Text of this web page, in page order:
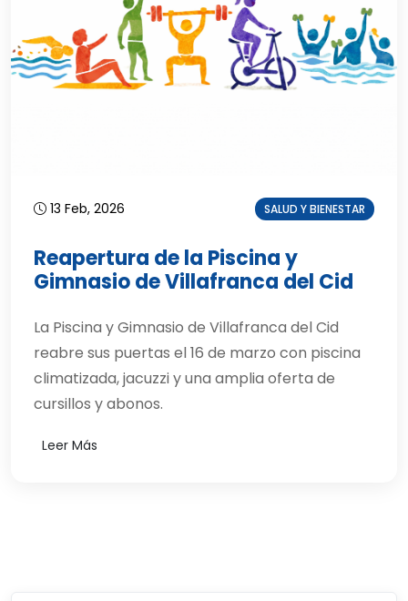
13 Feb, 2026 SALUD Y BIENESTAR
Reapertura de la Piscina y
Gimnasio de Villafranca del Cid
La Piscina y Gimnasio de Villafranca del Cid
reabre sus puertas el 16 de marzo con piscina
climatizada, jacuzzi y una amplia oferta de
cursillos y abonos.
Leer Más